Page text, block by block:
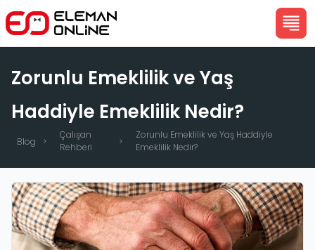
Zorunlu Emeklilik ve Yaş
Haddiyle Emeklilik Nedir?
Blog
Çalışan
Rehberi
Zorunlu Emeklilik ve Yaş Haddiyle
Emeklilik Nedir?